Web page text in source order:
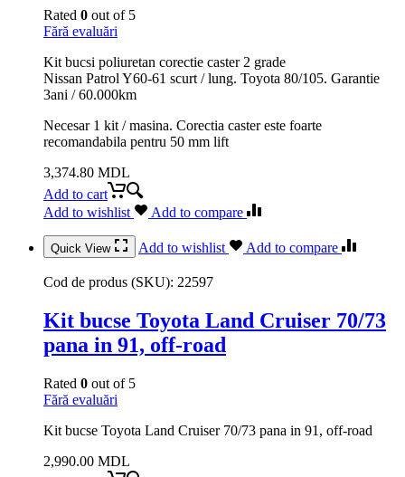
Rated 0 out of 5
Fără evaluări
Kit bucsi poliuretan corectie caster 2 grade
Nissan Patrol Y60-61 scurt / lung. Toyota 80/105. Garantie
3ani / 60.000km
Necesar 1 kit / masina. Corectia caster este foarte
recomandabila pentru 50 mm lift
3,374.80 MDL
Add to cart
Add to wishlist
Add to compare
Quick View Add to wishlist Add to compare
Cod de produs (SKU): 22597
Kit bucse Toyota Land Cruiser 70/73
pana in 91, off-road
Rated 0 out of 5
Fără evaluări
Kit bucse Toyota Land Cruiser 70/73 pana in 91, off-road
2,990.00 MDL